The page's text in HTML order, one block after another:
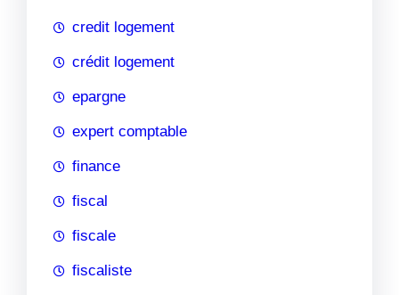
credit logement
crédit logement
epargne
expert comptable
finance
fiscal
fiscale
fiscaliste